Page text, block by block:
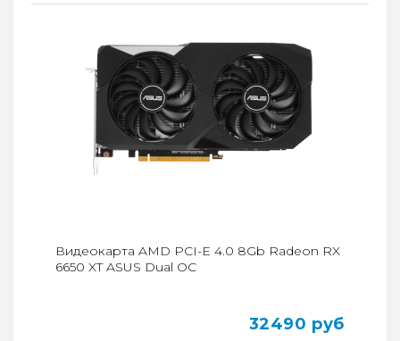
Видеокарта AMD PCI-E 4.0 8Gb Radeon RX
6650 XT ASUS Dual OC
32490 руб